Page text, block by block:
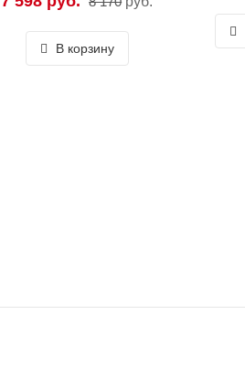
В корзину